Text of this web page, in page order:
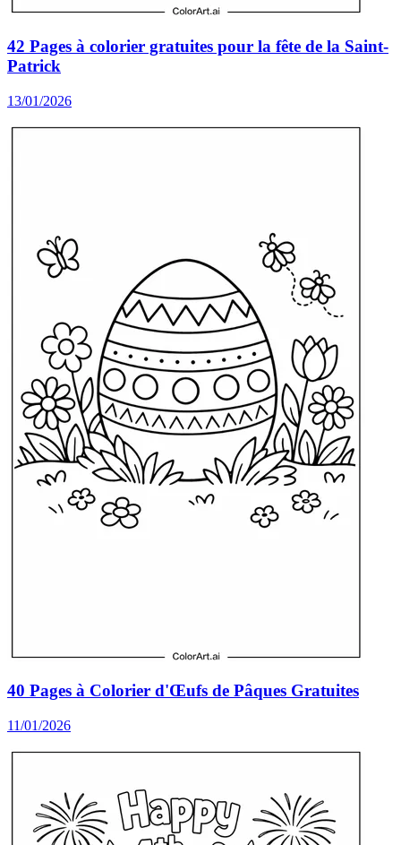
42 Pages à colorier gratuites pour la fête de la Saint-
Patrick
13/01/2026
40 Pages à Colorier d'Œufs de Pâques Gratuites
11/01/2026